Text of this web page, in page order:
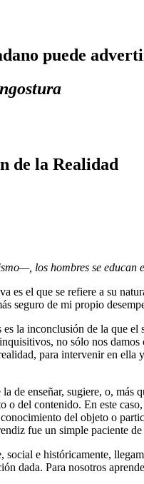
puede
de la Realidad
los hombres se educan
es el que se refiere a su
seguro de mi propio
la inconclusión de la que
no sólo nos
para intervenir en
de enseñar, sugiere, o,
o del contenido. En este
del objeto o
fue un simple paciente
e históricamente,
dada. Para nosotros